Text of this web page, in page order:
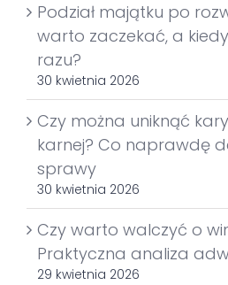
Podział majątku po
warto zaczekać, a
razu?
30 kwietnia 2026
Czy można uniknąć
karnej? Co naprawdę
sprawy
30 kwietnia 2026
Czy warto walczyć o
Praktyczna analiza
29 kwietnia 2026